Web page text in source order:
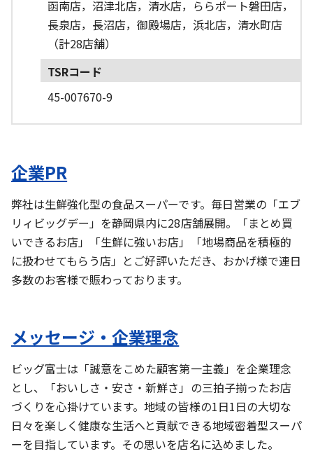
函南店，沼津北店，清水店，ららポート磐田店，
長泉店，長沼店，御殿場店，浜北店，清水町店
（計28店舗）
TSRコード
45-007670-9
企業PR
弊社は生鮮強化型の食品スーパーです。毎日営業の「エブ
リィビッグデー」を静岡県内に28店舗展開。「まとめ買
いできるお店」「生鮮に強いお店」「地場商品を積極的
に扱わせてもらう店」とご好評いただき、おかげ様で連日
多数のお客様で賑わっております。
メッセージ・企業理念
ビッグ富士は「誠意をこめた顧客第一主義」を企業理念
とし、「おいしさ・安さ・新鮮さ」の三拍子揃ったお店
づくりを心掛けています。地域の皆様の1日1日の大切な
日々を楽しく健康な生活へと貢献できる地域密着型スーパ
ーを目指しています。その思いを店名に込めました。